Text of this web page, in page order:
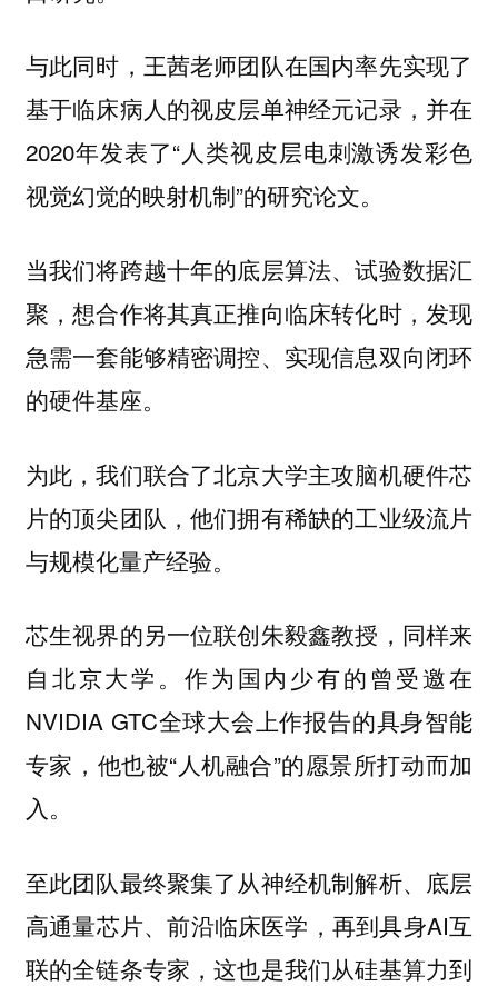
与此同时，王茜老师团队在国内率先实现了
基于临床病人的视皮层单神经元记录，并在
2020年发表了“人类视皮层电刺激诱发彩色
视觉幻觉的映射机制”的研究论文。
当我们将跨越十年的底层算法、试验数据汇
聚，想合作将其真正推向临床转化时，发现
急需一套能够精密调控、实现信息双向闭环
的硬件基座。
为此，我们联合了北京大学主攻脑机硬件芯
片的顶尖团队，他们拥有稀缺的工业级流片
与规模化量产经验。
芯生视界的另一位联创朱毅鑫教授，同样来
自北京大学。作为国内少有的曾受邀在
NVIDIA GTC全球大会上作报告的具身智能
专家，他也被“人机融合”的愿景所打动而加
入。
至此团队最终聚集了从神经机制解析、底层
高通量芯片、前沿临床医学，再到具身AI互
联的全链条专家，这也是我们从硅基算力到